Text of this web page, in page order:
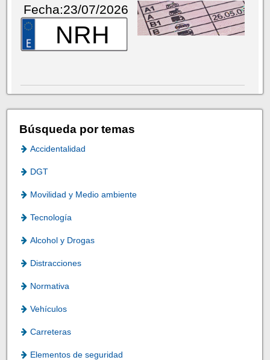
Fecha:23/07/2026
NRH
Búsqueda por temas
Accidentalidad
DGT
Movilidad y Medio ambiente
Tecnología
Alcohol y Drogas
Distracciones
Normativa
Vehículos
Carreteras
Elementos de seguridad